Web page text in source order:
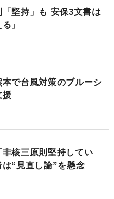
堅持」も 安保3文書は
」
で台風対策のブルーシ
援
非核三原則堅持してい
“見直し論”を懸念